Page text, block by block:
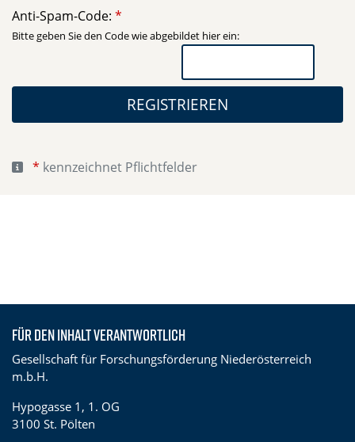
Anti-Spam-Code:
Bitte geben Sie den Code wie abgebildet hier ein:
REGISTRIEREN
kennzeichnet Pflichtfelder
Für den Inhalt verantwortlich
Gesellschaft für Forschungsförderung Niederösterreich
m.b.H.
Hypogasse 1, 1. OG
3100 St. Pölten